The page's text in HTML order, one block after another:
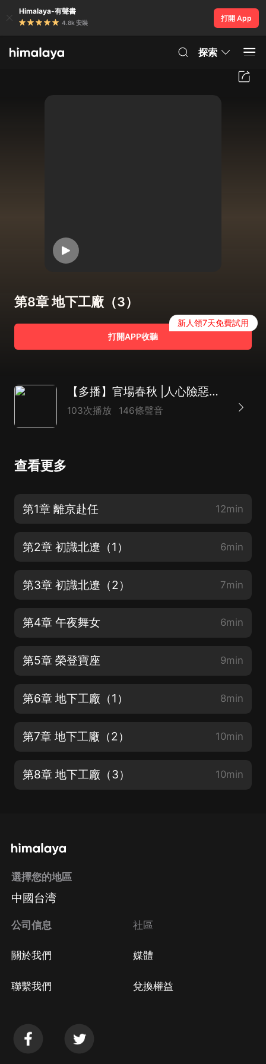
Himalaya-有聲書
4.8k 安裝
打開 App
探索
第8章 地下工廠（3）
打開APP收聽
新人領7天免費試用
【多播】官場春秋 |人心險惡、冷暖，令人欲罷不能的官場生活
103次播放 146條聲音
查看更多
第1章 離京赴任 12min
第2章 初識北遼（1） 6min
第3章 初識北遼（2） 7min
第4章 午夜舞女 6min
第5章 榮登寶座 9min
第6章 地下工廠（1） 8min
第7章 地下工廠（2） 10min
第8章 地下工廠（3） 10min
選擇您的地區
中國台湾
公司信息
關於我們
聯繫我們
社區
媒體
兌換權益